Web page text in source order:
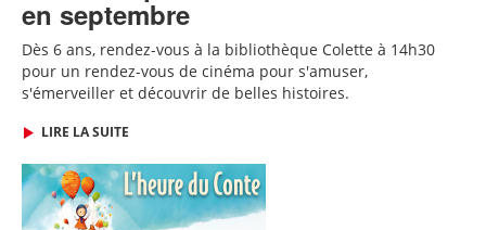
en septembre
Dès 6 ans, rendez-vous à la bibliothèque Colette à 14h30
pour un rendez-vous de cinéma pour s'amuser,
s'émerveiller et découvrir de belles histoires.
LIRE LA SUITE